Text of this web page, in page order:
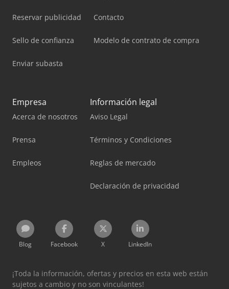
Reservar publicidad
Sello de confianza
Enviar subasta
Contacto
Modelo de contrato de compra
Empresa
Acerca de nosotros
Prensa
Empleos
Información legal
Aviso Legal
Términos y Condiciones
Reglas de mercado
Declaración de privacidad
Blog Facebook X LinkedIn
¡Toda la información, ofertas y precios en esta web están
sujetos a cambio y no son vinculantes!